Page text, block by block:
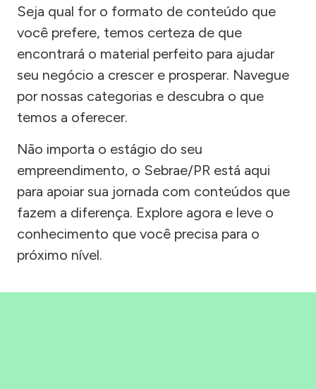
Seja qual for o formato de conteúdo que
você prefere, temos certeza de que
encontrará o material perfeito para ajudar
seu negócio a crescer e prosperar. Navegue
por nossas categorias e descubra o que
temos a oferecer.
Não importa o estágio do seu
empreendimento, o Sebrae/PR está aqui
para apoiar sua jornada com conteúdos que
fazem a diferença. Explore agora e leve o
conhecimento que você precisa para o
próximo nível.